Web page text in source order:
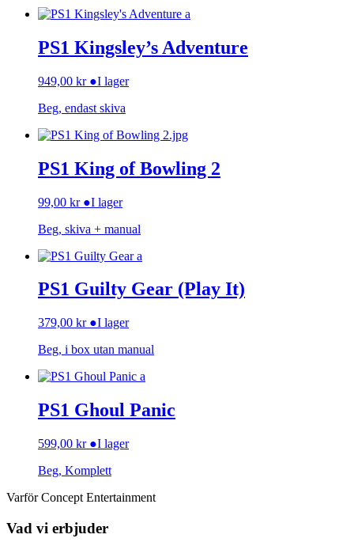
PS1 Kingsley’s Adventure
949,00 kr ●I lager
Beg, endast skiva
PS1 King of Bowling 2
99,00 kr ●I lager
Beg, skiva + manual
PS1 Guilty Gear (Play It)
379,00 kr ●I lager
Beg, i box utan manual
PS1 Ghoul Panic
599,00 kr ●I lager
Beg, Komplett
Varför Concept Entertainment
Vad vi erbjuder